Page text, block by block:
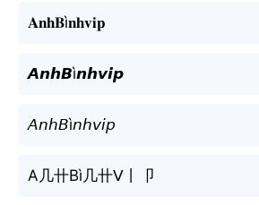
𝐀𝐧𝐡𝐁ì𝐧𝐡𝐯𝐢𝐩
𝘼𝙣𝙝𝘽ì𝙣𝙝𝙫𝙞𝙥
𝘈𝘯𝘩𝘉ì𝘯𝘩𝘷𝘪𝘱
A几卄Bì几卄ᐯ丨卩